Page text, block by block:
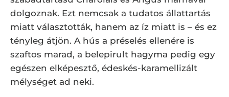
dolgoznak. Ezt nemcsak a tudatos állattartás
miatt választották, hanem az íz miatt is – és ez
tényleg átjön. A hús a préselés ellenére is
szaftos marad, a belepirult hagyma pedig egy
egészen elképesztő, édeskés-karamellizált
mélységet ad neki.